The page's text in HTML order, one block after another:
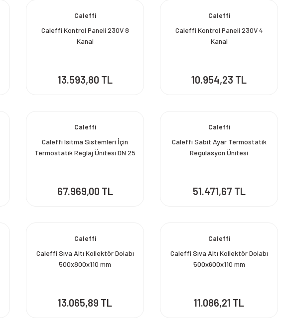
Caleffi
Caleffi Kontrol Paneli 230V 8
Kanal
13.593,80 TL
Caleffi
Caleffi Kontrol Paneli 230V 4
Kanal
10.954,23 TL
Caleffi
Caleffi Isıtma Sistemleri İçin
Termostatik Reglaj Ünitesi DN 25
67.969,00 TL
Caleffi
Caleffi Sabit Ayar Termostatik
Regulasyon Ünitesi
51.471,67 TL
Caleffi
Caleffi Sıva Altı Kollektör Dolabı
500x800x110 mm
13.065,89 TL
Caleffi
Caleffi Sıva Altı Kollektör Dolabı
500x600x110 mm
11.086,21 TL